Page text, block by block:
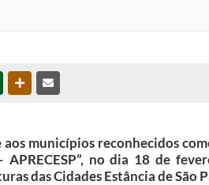
WHATSAPPOUTRAS MÍDIAS
municípios reconhecidos
no dia 18 de
das Cidades Estância de